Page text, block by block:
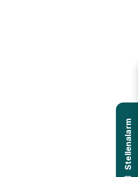
Stellenalarm